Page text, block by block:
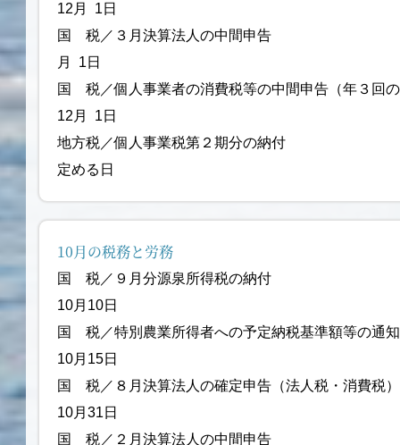
12月 1日
国 税／３月決算法人
月 1日
国 税／個人事業者の消費税等の中間
12月 1日
地方税／個人事業税第２期分の納
定める日
10月の税務と労務
国 税／９月分源泉所
10月10日
国 税／特別農業所得者への予定
10月15日
国 税／８月決算法人の確定申告
10月31日
国 税／２月決算法人